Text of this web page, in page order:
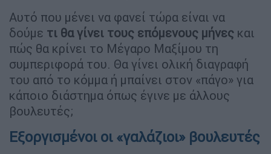
Αυτό που μένει να φανεί τώρα είναι να
δούμε τι θα γίνει τους επόμενους μήνες και
πώς θα κρίνει το Μέγαρο Μαξίμου τη
συμπεριφορά του. Θα γίνει ολική διαγραφή
του από το κόμμα ή μπαίνει στον «πάγο» για
κάποιο διάστημα όπως έγινε με άλλους
βουλευτές;
Εξοργισμένοι οι «γαλάζιοι» βουλευτές